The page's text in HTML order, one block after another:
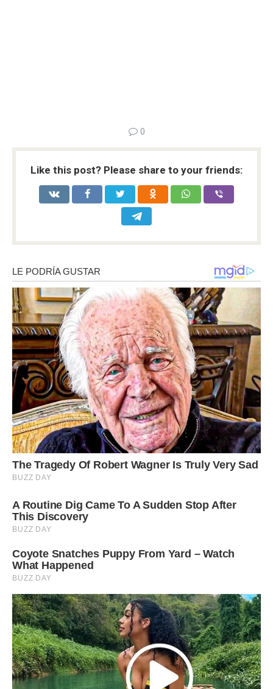
0
Like this post? Please share to your friends: